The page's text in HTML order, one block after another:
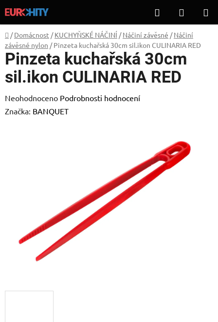
na
obsah
Hledat
KOŠÍK
Domů
/ Domácnost / KUCHYŇSKÉ NÁČINÍ / Náčiní závěsné / Náčiní
závěsné nylon / Pinzeta kuchařská 30cm sil.ikon CULINARIA RED
Pinzeta kuchařská 30cm
sil.ikon CULINARIA RED
Průměrné
hodnocení
Neohodnoceno Podrobnosti hodnocení
Značka: BANQUET